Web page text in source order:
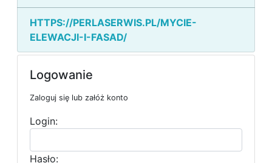
HTTPS://PERLASERWIS.PL/MYCIE-
ELEWACJI-I-FASAD/
Logowanie
Zaloguj się lub załóż konto
Login:
Hasło: